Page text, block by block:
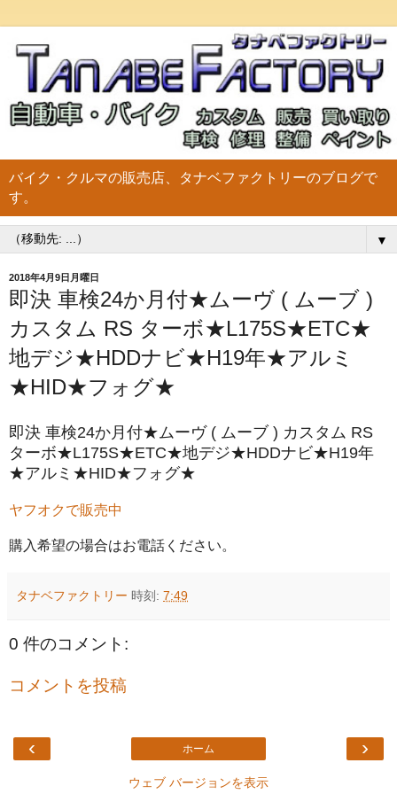
バイク・クルマの販売店、タナベファクトリーのブログで
す。
▼
2018年4月9日月曜日
即決 車検24か月付★ムーヴ ( ムーブ )
カスタム RS ターボ★L175S★ETC★
地デジ★HDDナビ★H19年★アルミ
★HID★フォグ★
即決 車検24か月付★ムーヴ ( ムーブ ) カスタム RS
ターボ★L175S★ETC★地デジ★HDDナビ★H19年
★アルミ★HID★フォグ★
ヤフオクで販売中
購入希望の場合はお電話ください。
タナベファクトリー 時刻: 7:49
0 件のコメント:
コメントを投稿
‹ ›
ホーム
ウェブ バージョンを表示